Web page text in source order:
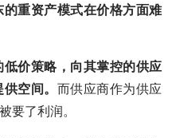
重资产模式在价格方面难
价策略，向其掌控的供应
空间。 而供应商作为供应
要了利润。